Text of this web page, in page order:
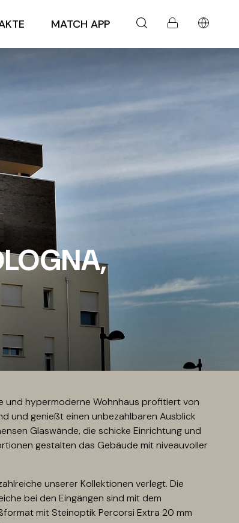
MATCH APP
und hypermoderne Wohnhaus profitiert von
und genießt einen unbezahlbaren Ausblick
Glaswände, die schicke Einrichtung und
gestalten das Gebäude mit niveauvoller
unserer Kollektionen verlegt. Die
bei den Eingängen sind mit dem
mit Steinoptik Percorsi Extra 20 mm